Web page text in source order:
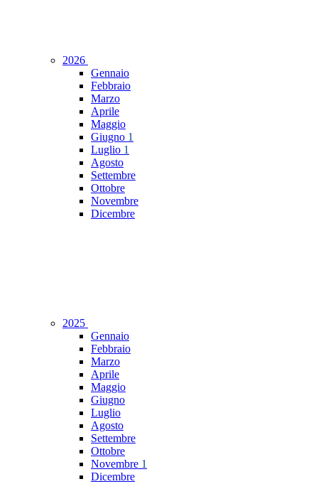
2026
Gennaio
Febbraio
Marzo
Aprile
Maggio
Giugno 1
Luglio 1
Agosto
Settembre
Ottobre
Novembre
Dicembre
2025
Gennaio
Febbraio
Marzo
Aprile
Maggio
Giugno
Luglio
Agosto
Settembre
Ottobre
Novembre 1
Dicembre